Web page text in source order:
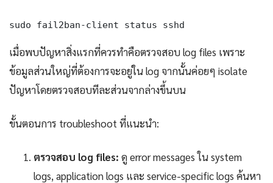
sudo fail2ban-client status sshd
เมื่อพบปัญหาสิ่งแรกที่ควรทำคือตรวจสอบ log files เพราะ
ข้อมูลส่วนใหญ่ที่ต้องการจะอยู่ใน log จากนั้นค่อยๆ isolate
ปัญหาโดยตรวจสอบทีละส่วนจากล่างขึ้นบน
ขั้นตอนการ troubleshoot ที่แนะนำ:
ตรวจสอบ log files: ดู error messages ใน system
logs, application logs และ service-specific logs ค้นหา